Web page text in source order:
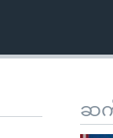
ဆက်